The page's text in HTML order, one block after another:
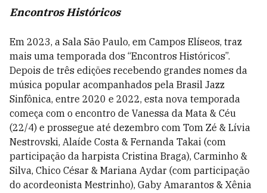
Encontros Históricos
Em 2023, a Sala São Paulo, em Campos Elíseos, traz
mais uma temporada dos “Encontros Históricos”.
Depois de três edições recebendo grandes nomes da
música popular acompanhados pela Brasil Jazz
Sinfônica, entre 2020 e 2022, esta nova temporada
começa com o encontro de Vanessa da Mata & Céu
(22/4) e prossegue até dezembro com Tom Zé & Lívia
Nestrovski, Alaíde Costa & Fernanda Takai (com
participação da harpista Cristina Braga), Carminho &
Silva, Chico César & Mariana Aydar (com participação
do acordeonista Mestrinho), Gaby Amarantos & Xênia